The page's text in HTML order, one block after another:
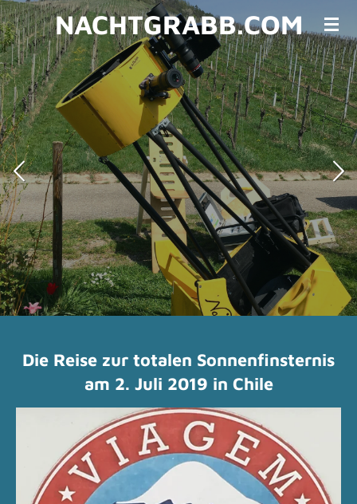
Zum
Hauptinhalt
springen
NACHTGRABB.COM
Die Reise zur totalen Sonnenfinsternis
am 2. Juli 2019 in Chile